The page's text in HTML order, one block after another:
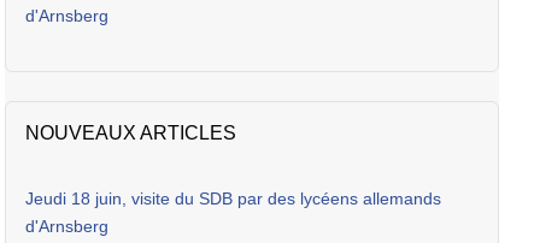
d'Arnsberg
NOUVEAUX ARTICLES
Jeudi 18 juin, visite du SDB par des lycéens allemands
d'Arnsberg